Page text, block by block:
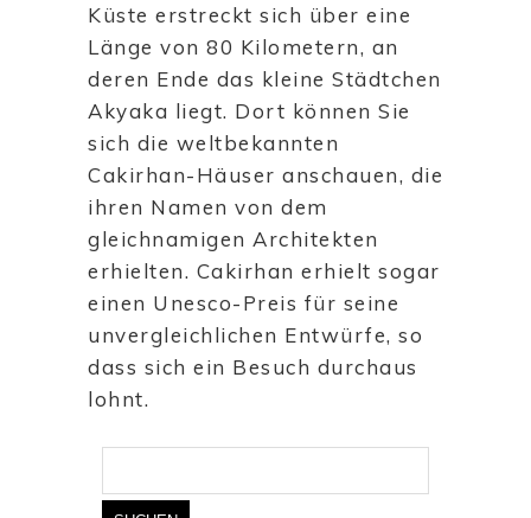
Küste erstreckt sich über eine
Länge von 80 Kilometern, an
deren Ende das kleine Städtchen
Akyaka liegt. Dort können Sie
sich die weltbekannten
Cakirhan-Häuser anschauen, die
ihren Namen von dem
gleichnamigen Architekten
erhielten. Cakirhan erhielt sogar
einen Unesco-Preis für seine
unvergleichlichen Entwürfe, so
dass sich ein Besuch durchaus
lohnt.
Suchen